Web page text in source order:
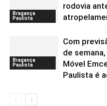
Bragança
Paulista
rodovia
Bragança
Paulista
Com
de
Móvel
Paulista é